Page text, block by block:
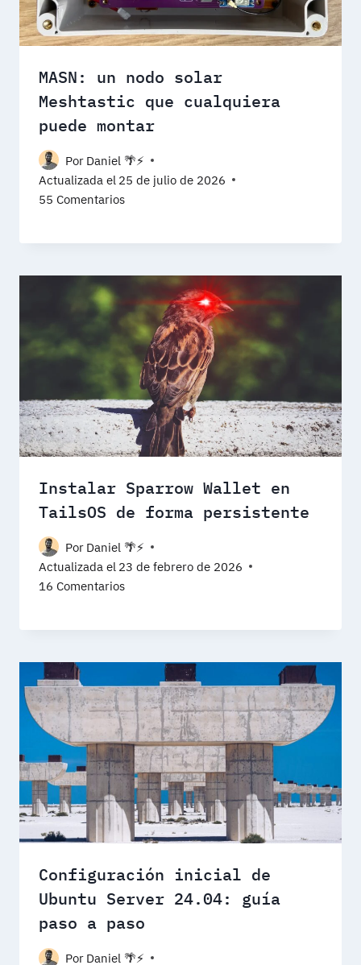
MASN: un nodo solar
Meshtastic que cualquiera
puede montar
Por Daniel 🌴⚡️
Actualizada el 25 de julio de 2026
55 Comentarios
Instalar Sparrow Wallet en
TailsOS de forma persistente
Por Daniel 🌴⚡️
Actualizada el 23 de febrero de 2026
16 Comentarios
Configuración inicial de
Ubuntu Server 24.04: guía
paso a paso
Por Daniel 🌴⚡️